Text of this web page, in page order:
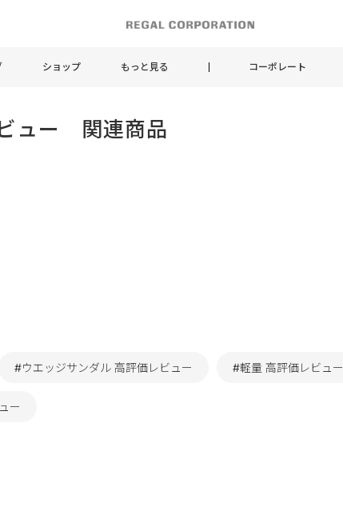
ショップ もっと見る コーポレート
ュー 関連商品
#ウエッジサンダル 高評価レビュー #軽量 高評価レビュー
ー